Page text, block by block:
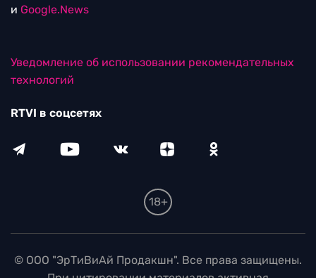
и Google.News
Уведомление об использовании рекомендательных
технологий
RTVI в соцсетях
18+
© ООО "ЭрТиВиАй Продакшн". Все права защищены.